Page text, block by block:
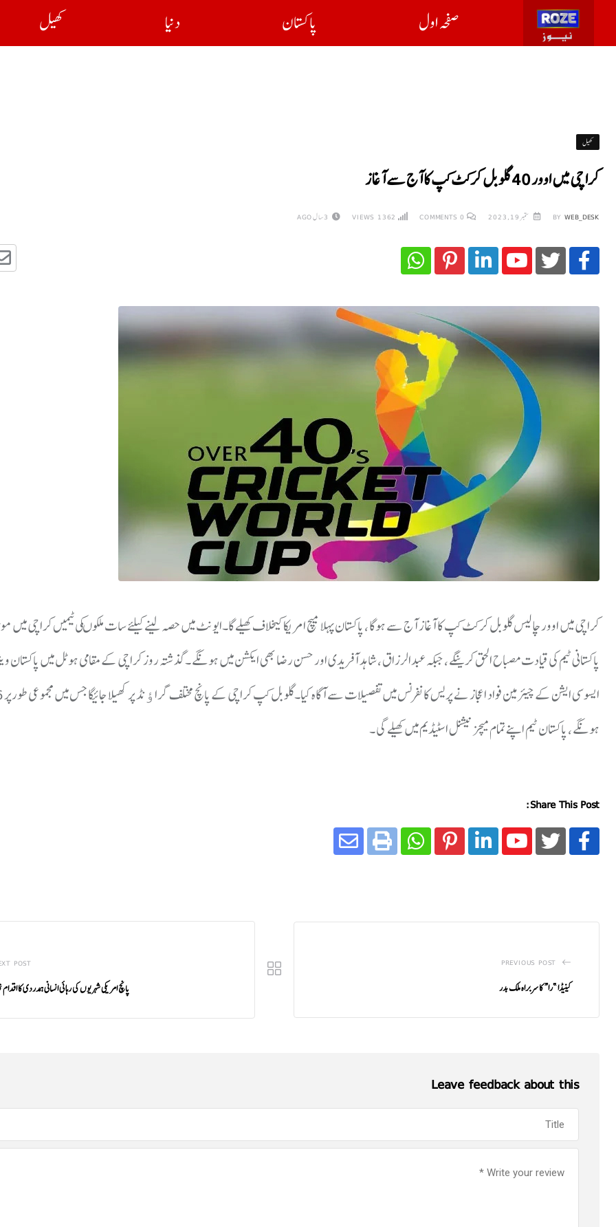
صفحہ اول پاکستان دنیا کھیل
کھیل
کراچی میں اوور 40 گلوبل کرکٹ کپ کا آج سے آغاز
BY WEB_DESK ستمبر 19, 2023 0
COMMENTS
1362 3 سال AGO
کراچی میں اوور چالیس گلوبل کرکٹ کپ کا آغاز آج سے ہوگا ، پاکستان پہلا میچ امریکا کیخلاف کھیلے گا۔ایونٹ میں حصہ لینے کیلئے سات ملکوںکی ٹیمیں کراچی میں
پاکستانی ٹیم کی قیادت مصباح الحق کرینگے ، جبکہ عبدالرزاق ، شاہد آفریدی اور حسن رضا بھی ایکشن میں ہونگے ۔گذشتہ روز کراچی کے مقامی ہوٹل میں پاکستان
ہونگے ، پاکستان ٹیم اپنے تمام میچز نیشنل اسٹیڈیم میں کھیلے گی ۔
Share This Post:
PREVIOUS POST
کینیڈا ”را “ کا سربراہ ملک بدر
POST
پانچ امریکی شہریوں کی رہائی انسانی ہمدردی کا اقدام
Leave feedback about this